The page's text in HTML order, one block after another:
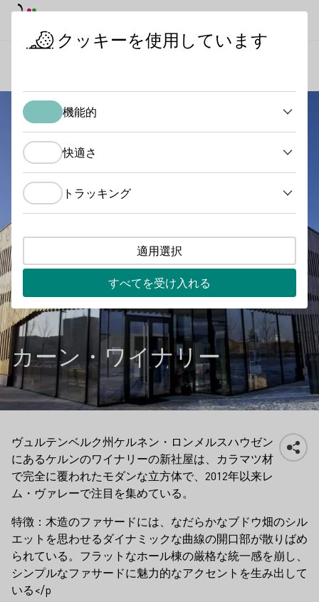
カーン・ワイナリー
ヴュルテンベルク州ケルネン・ロンメルスハウゼン
にあるケルンのワイナリーの新社屋は、カラマツ材
で完全に覆われたモダンな立方体で、2012年以来レ
ム・ヴァレーで注目を集めている。
特徴：木造のファサードには、なだらかなブドウ畑のシル
エットを思わせるダイナミックな曲線の開口部が散りばめ
られている。フラットなホール棟の厳格な統一感を崩し、
シンプルなファサードに魅力的なアクセントを生み出して
いる</p
クッキーを使用しています
機能的
快適さ
トラッキング
適用選択
すべてを受け入れる